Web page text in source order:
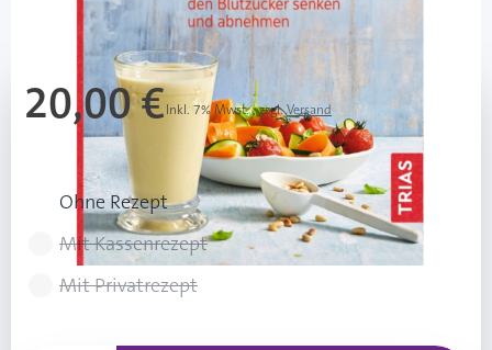
Mehr über das Produkt
20,00 €Inkl. 7% Mwst.,zzgl.Versand
Rezeptart wählen
Ohne Rezept
Mit Kassenrezept
Mit Privatrezept